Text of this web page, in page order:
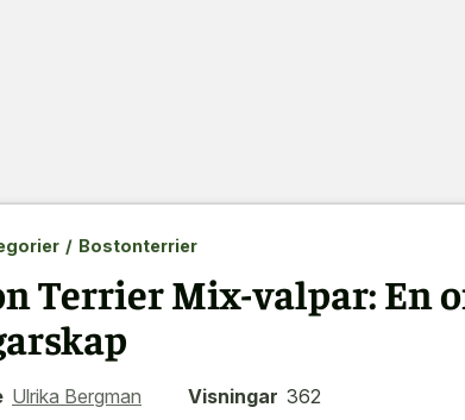
/ Bostonterrier
Terrier Mix-valpar: En
Ulrika Bergman Visningar 362